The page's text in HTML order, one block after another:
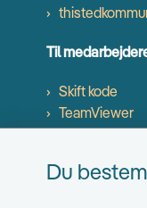
Til
Skift kode
TeamViewer
Du